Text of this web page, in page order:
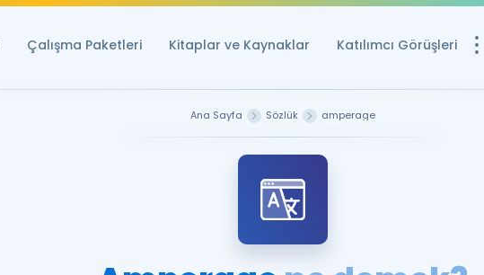
Çalışma Paketleri Kitaplar ve Kaynaklar Katılımcı Görüşleri
Ücretsiz
YDS ve YÖKDİL
Ana Sayfa Sözlük amperage